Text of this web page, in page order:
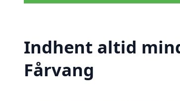
Indhent altid
Fårvang